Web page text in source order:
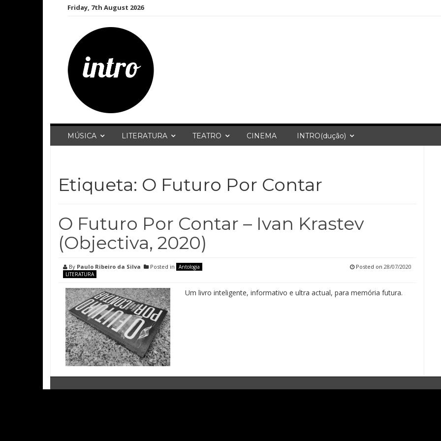
Friday, 7th August 2026
MÚSICA LITERATURA TEATRO CINEMA INTRO(dução)
Etiqueta: O Futuro Por Contar
O Futuro Por Contar – Ivan Krastev
(Objectiva, 2020)
By Paulo Ribeiro da Silva Posted in
Antologia
LITERATURA
Posted on 28/07/2020
Um livro inteligente, informativo e ultra actual, para memória futura.